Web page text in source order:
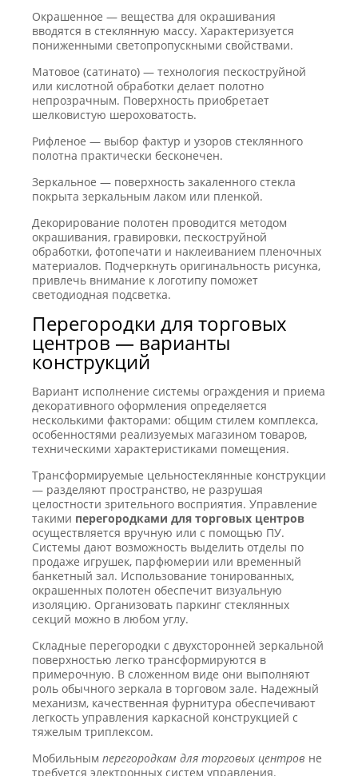
Окрашенное — вещества для окрашивания
вводятся в стеклянную массу. Характеризуется
пониженными светопропускными свойствами.
Матовое (сатинато) — технология пескоструйной
или кислотной обработки делает полотно
непрозрачным. Поверхность приобретает
шелковистую шероховатость.
Рифленое — выбор фактур и узоров стеклянного
полотна практически бесконечен.
Зеркальное — поверхность закаленного стекла
покрыта зеркальным лаком или пленкой.
Декорирование полотен проводится методом
окрашивания, гравировки, пескоструйной
обработки, фотопечати и наклеиванием пленочных
материалов. Подчеркнуть оригинальность рисунка,
привлечь внимание к логотипу поможет
светодиодная подсветка.
Перегородки для торговых
центров — варианты
конструкций
Вариант исполнение системы ограждения и приема
декоративного оформления определяется
несколькими факторами: общим стилем комплекса,
особенностями реализуемых магазином товаров,
техническими характеристиками помещения.
Трансформируемые цельностеклянные конструкции
— разделяют пространство, не разрушая
целостности зрительного восприятия. Управление
такими перегородками для торговых центров
осуществляется вручную или с помощью ПУ.
Системы дают возможность выделить отделы по
продаже игрушек, парфюмерии или временный
банкетный зал. Использование тонированных,
окрашенных полотен обеспечит визуальную
изоляцию. Организовать паркинг стеклянных
секций можно в любом углу.
Складные перегородки с двухсторонней зеркальной
поверхностью легко трансформируются в
примерочную. В сложенном виде они выполняют
роль обычного зеркала в торговом зале. Надежный
механизм, качественная фурнитура обеспечивают
легкость управления каркасной конструкцией с
тяжелым триплексом.
Мобильным перегородкам для торговых центров не
требуется электронных систем управления.